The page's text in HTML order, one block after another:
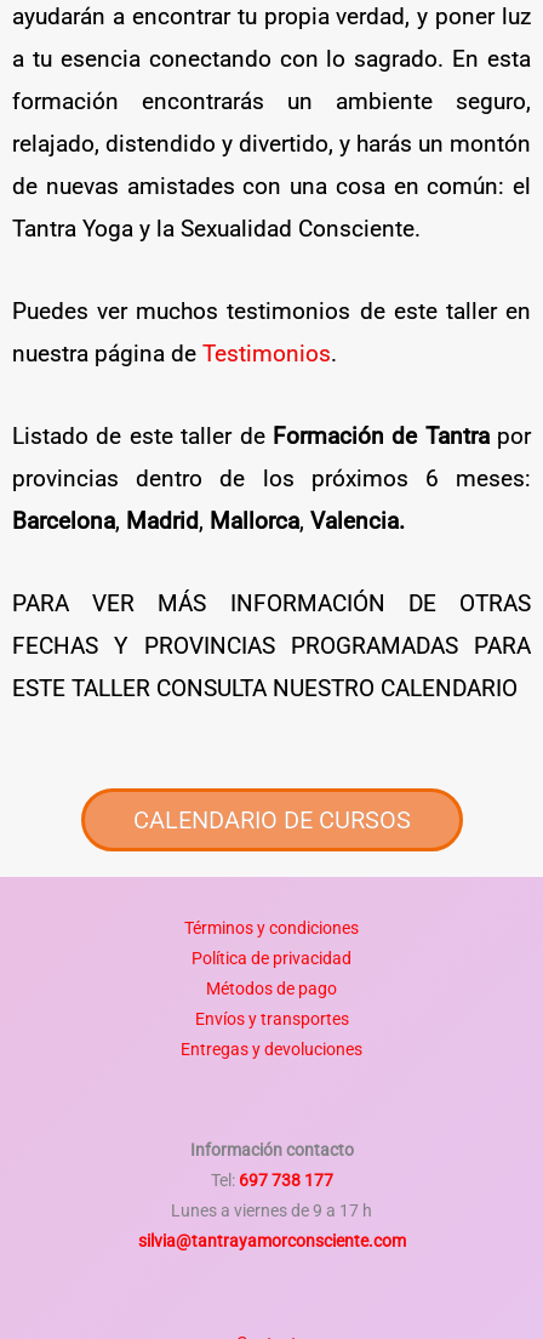
ayudarán a encontrar tu propia verdad, y poner luz
a tu esencia conectando con lo sagrado. En esta
formación encontrarás un ambiente seguro,
relajado, distendido y divertido, y harás un montón
de nuevas amistades con una cosa en común: el
Tantra Yoga y la Sexualidad Consciente.
Puedes ver muchos testimonios de este taller en
nuestra página de Testimonios.
Listado de este taller de Formación de Tantrapor
provincias dentro de los próximos 6 meses:
Barcelona, Madrid, Mallorca, Valencia.
PARA VER MÁS INFORMACIÓN DE OTRAS
FECHAS Y PROVINCIAS PROGRAMADAS PARA
ESTE TALLER CONSULTA NUESTRO CALENDARIO
CALENDARIO DE CURSOS
Términos y condiciones
Política de privacidad
Métodos de pago
Envíos y transportes
Entregas y devoluciones
Información contacto
Tel:697 738 177
Lunes a viernes de 9 a 17 h
silvia@tantrayamorconsciente.com